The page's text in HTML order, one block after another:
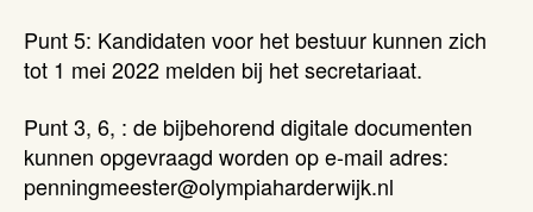
Punt 5: Kandidaten voor het bestuur kunnen zich
tot 1 mei 2022 melden bij het secretariaat.
Punt 3, 6, : de bijbehorend digitale documenten
kunnen opgevraagd worden op e-mail adres:
penningmeester@olympiaharderwijk.nl